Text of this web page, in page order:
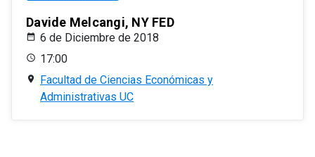
Davide Melcangi, NY FED
6 de Diciembre de 2018
17:00
Facultad de Ciencias Económicas y
Administrativas UC